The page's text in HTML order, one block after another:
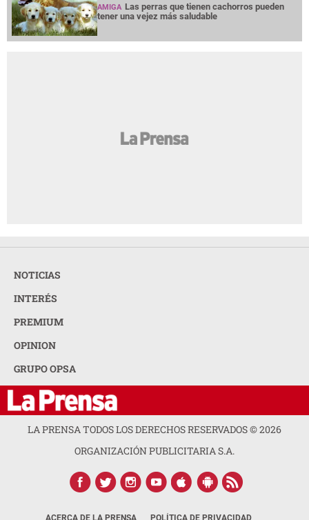
AMIGA Las perras que tienen cachorros pueden
tener una vejez más saludable
NOTICIAS
INTERÉS
PREMIUM
OPINION
GRUPO OPSA
LA PRENSA TODOS LOS DERECHOS RESERVADOS ©2026
ORGANIZACIÓN PUBLICITARIA S.A.
ACERCA DE LA PRENSA POLÍTICA DE PRIVACIDAD